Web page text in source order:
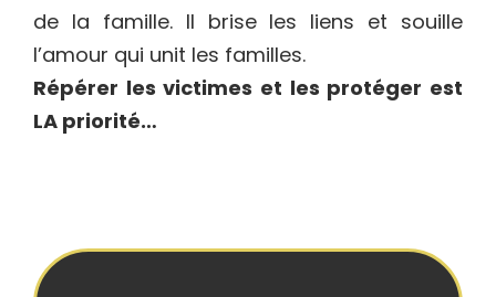
de la famille. Il brise les liens et souille
l’amour qui unit les familles.
Répérer les victimes et les protéger est
LA priorité…